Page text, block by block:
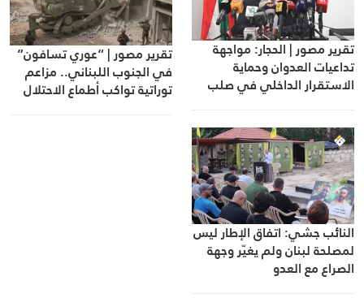
تقرير مصور | الحجار: مواجهة
تداعيات العدوان وحماية
الاستقرار الداخلي في صلب
تقرير مصور | “عوري تسافون”
في الجنوب اللبناني.. مزاعم
توراتية تواكب أطماع الاحتلال
النائب جشي: اتفاق الإطار ليس
لمصلحة لبنان ولم يغيّر وجهة
الصراع مع العدو